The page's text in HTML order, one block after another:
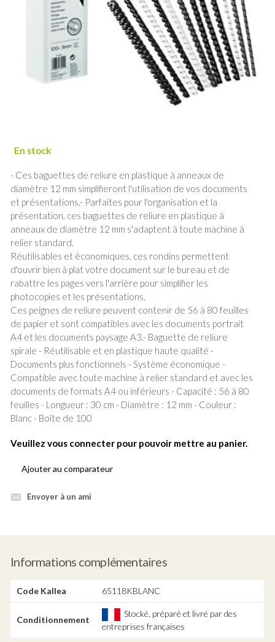
- Ces baguettes de reliure en plastique à anneaux de
diamètre 12 mm simplifieront l'utilisation de vos documents
et présentations.- Parfaites pour l'organisation et la
présentation, ces baguettes de reliure en plastique à
anneaux de diamètre 12 mm s'adaptent à toute machine à
relier standard.
Réutilisables et économiques, ces rondins permettent
d'ouvrir bien à plat votre document sur le bureau et de
rabattre les pages vers l'arrière pour simplifier les
photocopies et les présentations.
Ces peignes de reliure peuvent contenir de 56 à 80 feuilles
de papier et sont compatibles avec les documents portrait
A4 et les documents paysage A3.- Baguette de reliure
spirale - Réutilisable et en plastique haute qualité -
Documents plus fonctionnels - Système économique -
Compatible avec toute machine à relier standard et avec les
documents de formats A4 ou inférieurs - Capacité : 56 à 80
feuilles - Longueur : 30 cm - Diamètre : 12 mm - Couleur :
Blanc - Boîte de 100
Veuillez vous connecter pour pouvoir mettre au panier.
Ajouter au comparateur
Envoyer à un ami
Informations complémentaires
Code Kallea 65118KBLANC
Conditionnement
Stocké, préparé et livré par des
entreprises françaises